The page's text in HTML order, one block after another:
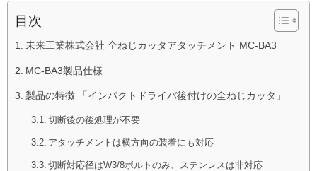
目次
未来工業株式会社 全ねじカッタアタッチメント MC-BA3
MC-BA3製品仕様
製品の特徴 「インパクトドライバ後付けの全ねじカッタ」
切断後の後処理が不要
アタッチメントは横方向の装着にも対応
切断対応径はW3/8ボルトのみ、ステンレスは非対応